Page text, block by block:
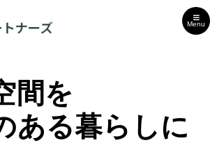
Menu
間を
ある暮らしに
間を
ある暮らしに
間を
ある暮らしに